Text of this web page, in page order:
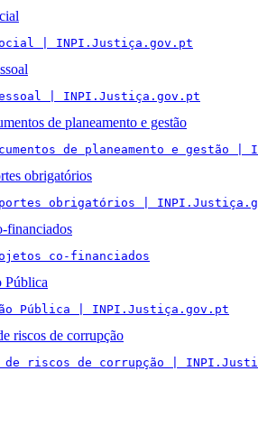
| INPI.Justiça.gov.pt
| INPI.Justiça.gov.pt
de planeamento e gestão
de planeamento e gestão
obrigatórios
obrigatórios |
financiados
co-financiados
Pública
Pública | INPI.Justiça.gov.pt
riscos de corrupção
de riscos de corrupção |